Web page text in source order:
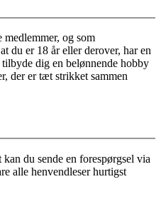
medlemmer, og som
du er 18 år eller derover, har en
dig en belønnende hobby
der er tæt strikket sammen
du sende en forespørgsel via
alle henvendleser hurtigst